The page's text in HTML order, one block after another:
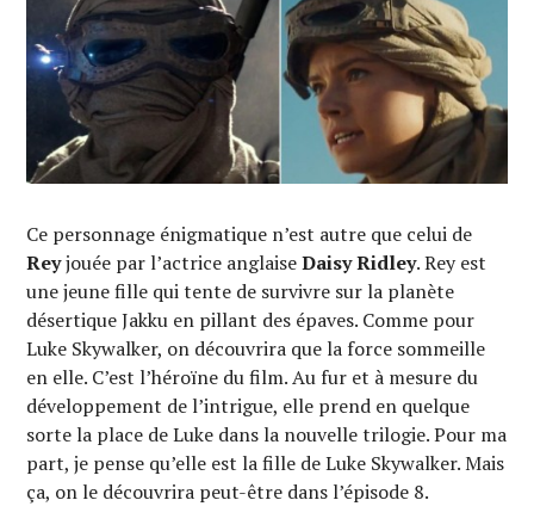
Ce personnage énigmatique n’est autre que celui de
Reyjouée par l’actrice anglaiseDaisy Ridley. Rey est
une jeune fille qui tente de survivre sur la planète
désertique Jakku en pillant des épaves. Comme pour
Luke Skywalker, on découvrira que la force sommeille
en elle. C’est l’héroïne du film. Au fur et à mesure du
développement de l’intrigue, elle prend en quelque
sorte la place de Luke dans la nouvelle trilogie. Pour ma
part, je pense qu’elle est la fille de Luke Skywalker. Mais
ça, on le découvrira peut-être dans l’épisode 8.